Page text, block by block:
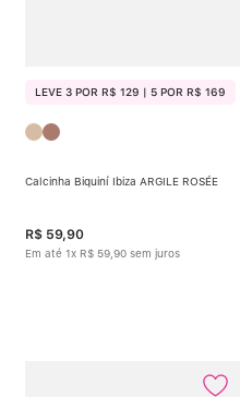
LEVE 3 POR R$ 129 | 5 POR R$ 169
Calcinha Biquiní Ibiza ARGILE ROSÉE
R$ 59,90
Em até 1x R$ 59 90 sem juros